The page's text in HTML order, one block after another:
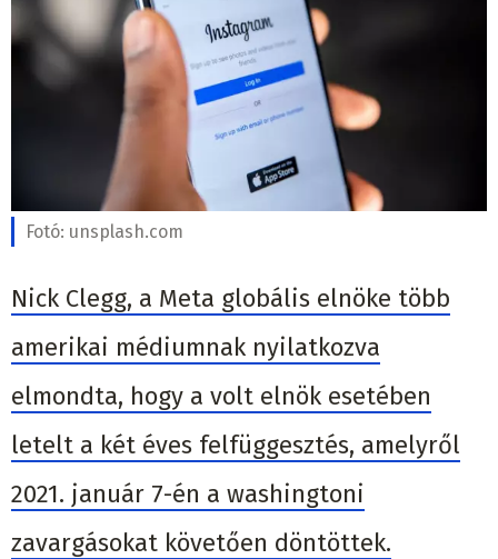
Fotó: unsplash.com
Nick Clegg, a Meta globális elnöke több
amerikai médiumnak nyilatkozva
elmondta, hogy a volt elnök esetében
letelt a két éves felfüggesztés, amelyről
2021. január 7-én a washingtoni
zavargásokat követően döntöttek.